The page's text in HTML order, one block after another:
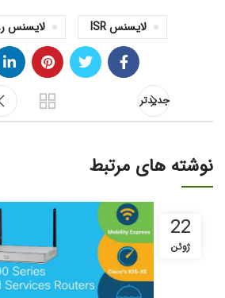
لایسنس ISR لایسنس
جدیدتر
نوشته های مرتبط
22
ژوئن